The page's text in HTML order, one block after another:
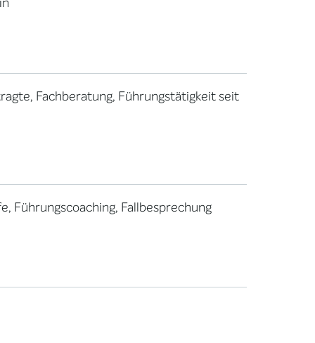
Fachberatung, Führungstätigkeit seit
Führungscoaching, Fallbesprechung